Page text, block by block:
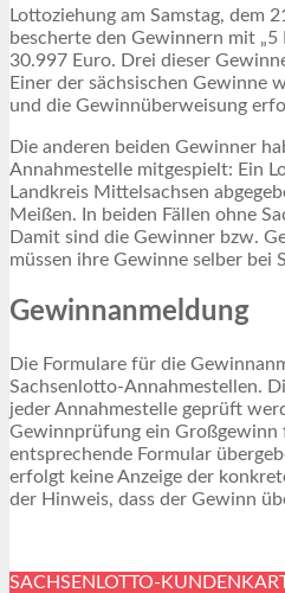
Lottoziehung am Samstag, dem
bescherte den Gewinnern mit „5
30.997 Euro. Drei dieser
Einer der sächsischen Gewinne
und die Gewinnüberweisung
Die anderen beiden Gewinner
Annahmestelle mitgespielt: Ein
Landkreis Mittelsachsen
Meißen. In beiden Fällen ohne
Damit sind die Gewinner bzw.
müssen ihre Gewinne selber bei
Gewinnanmeldung
Die Formulare für die
Sachsenlotto-Annahmestellen.
jeder Annahmestelle geprüft
Gewinnprüfung ein Großgewinn
entsprechende Formular
erfolgt keine Anzeige der
der Hinweis, dass der Gewinn
SACHSENLOTTO-